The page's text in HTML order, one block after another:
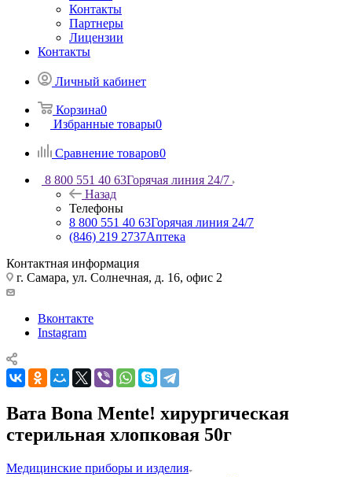
Контакты
Партнеры
Лицензии
Контакты
Личный кабинет
Корзина0
Избранные товары0
Сравнение товаров0
8 800 551 40 63Горячая линия 24/7
Назад
Телефоны
8 800 551 40 63Горячая линия 24/7
(846) 219 2737Аптека
Контактная информация
г. Самара, ул. Солнечная, д. 16, офис 2
Вконтакте
Instagram
Вата Bona Mente! хирургическая
стерильная хлопковая 50г
Медицинские приборы и изделия